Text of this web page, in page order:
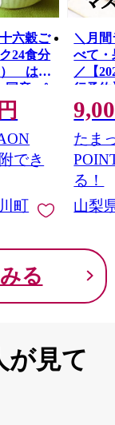
。
りを進めてい
さまに、ふる
六穀ご
24食分
） はく
国産 パ
ス お
パッ
点 健
防災 雑
ごは
暮ら
円
でき
町
＼月
べて・
／【
行予
感 〜
ャイン
１ｋ
房）
産 果
イン
う ブ
9000
たま
る！
山梨
る
が見て